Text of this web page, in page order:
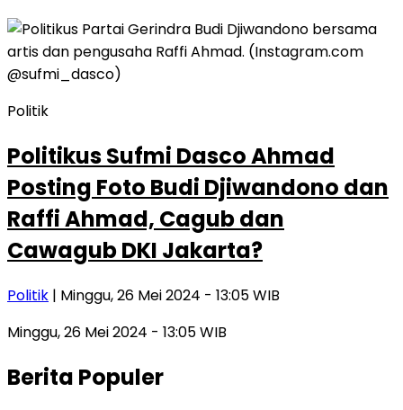
Politik
Politikus Sufmi Dasco Ahmad
Posting Foto Budi Djiwandono dan
Raffi Ahmad, Cagub dan
Cawagub DKI Jakarta?
Politik | Minggu, 26 Mei 2024 - 13:05 WIB
Minggu, 26 Mei 2024 - 13:05 WIB
Berita Populer